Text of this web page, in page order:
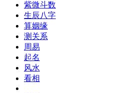
紫微斗数
生辰八字
算姻缘
测关系
周易
起名
风水
看相